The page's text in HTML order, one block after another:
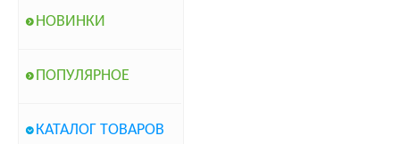
НОВИНКИ
ПОПУЛЯРНОЕ
КАТАЛОГ ТОВАРОВ